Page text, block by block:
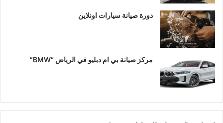
دورة صيانة سيارات اونلاين
مركز صيانة بي ام دبليو في الرياض “BMW”